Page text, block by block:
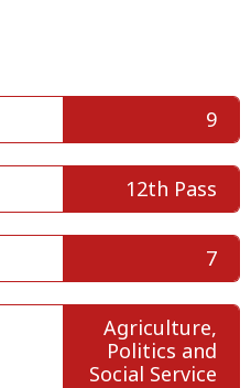
9
12th Pass
7
Agriculture,
Politics and
Social Service